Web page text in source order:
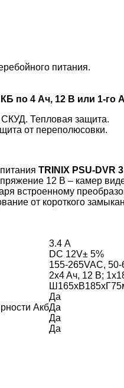
питания.
по 4 Ач, 12 В или 1-го
Тепловая защита.
от переполюсовки.
TRINIX PSU-DVR
12 В – камер
встроенному
от короткого
3.4 А
DC 12V± 5%
155-265VAC,
2x4 Aч, 12 В;
Да
АкбДа
Да
Да